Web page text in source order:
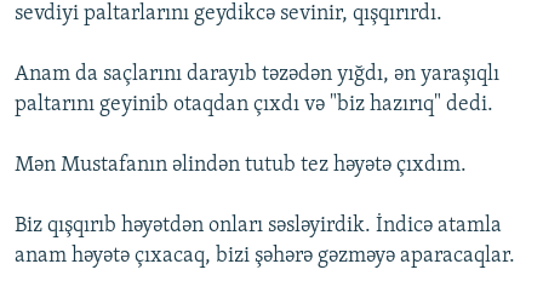
sevdiyi paltarlarını geydikcə sevinir, qışqırırdı.
Anam da saçlarını darayıb təzədən yığdı, ən yaraşıqlı
paltarını geyinib otaqdan çıxdı və "biz hazırıq" dedi.
Mən Mustafanın əlindən tutub tez həyətə çıxdım.
Biz qışqırıb həyətdən onları səsləyirdik. İndicə atamla
anam həyətə çıxacaq, bizi şəhərə gəzməyə aparacaqlar.